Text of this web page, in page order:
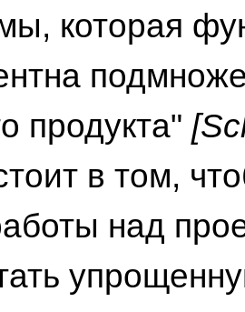
которая
продукта"
в том,
над